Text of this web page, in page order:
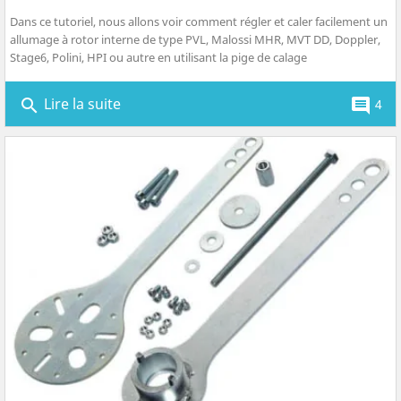
Dans ce tutoriel, nous allons voir comment régler et caler facilement un
allumage à rotor interne de type PVL, Malossi MHR, MVT DD, Doppler,
Stage6, Polini, HPI ou autre en utilisant la pige de calage
search Lire la suite comment 4